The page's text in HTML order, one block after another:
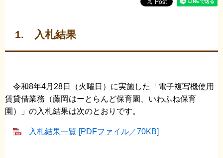
1. 入札結果
令和8年4月28日（火曜日）に実施した「電子複写機使用
賃貸借業務（藤岡はーとらんど保育園、いわふね保育
園）」の入札結果は次のとおりです。
入札結果一覧 [PDFファイル／70KB]